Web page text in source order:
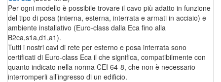
Per ogni modello è possibile trovare il cavo più adatto in funzione
del tipo di posa (interna, esterna, interrata e armati in acciaio) e
ambiente installativo (Euro-class dalla Eca fino alla
B2ca,s1a,d1,a1).
Tutti i nostri cavi di rete per esterno e posa interrata sono
certificati di Euro-class Eca il che significa, compatibilmente con
quanto indicato nella norma CEI 64-8, che non è necessario
interromperli all’ingresso di un edificio.